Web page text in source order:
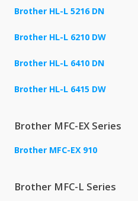
Brother HL-L 5216 DN
Brother HL-L 6210 DW
Brother HL-L 6410 DN
Brother HL-L 6415 DW
Brother MFC-EX Series
Brother MFC-EX 910
Brother MFC-L Series